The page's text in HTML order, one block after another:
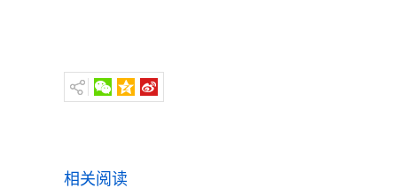
相关阅读